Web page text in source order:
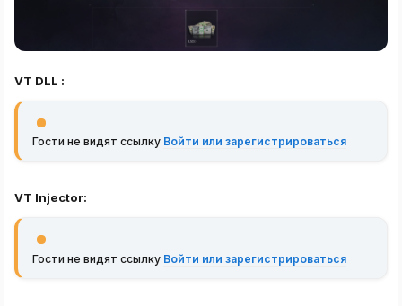
VT DLL :
Гости не видят ссылку Войти или зарегистрироваться
VT Injector:
Гости не видят ссылку Войти или зарегистрироваться